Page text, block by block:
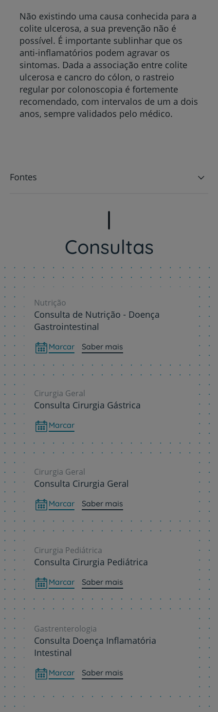
Não existindo uma causa conhecida para a
colite ulcerosa, a sua prevenção não é
possível. É importante sublinhar que os
anti-inflamatórios podem agravar os
sintomas. Dada a associação entre colite
ulcerosa e cancro do cólon, o rastreio
regular por colonoscopia é fortemente
recomendado, com intervalos de um a dois
anos, sempre validados pelo médico.
Fontes
Consultas
Nutrição
Consulta de Nutrição - Doença
Gastrointestinal
Marcar Saber mais
Cirurgia Geral
Consulta Cirurgia Gástrica
Marcar
Cirurgia Geral
Consulta Cirurgia Geral
Marcar Saber mais
Cirurgia Pediátrica
Consulta Cirurgia Pediátrica
Marcar Saber mais
Gastrenterologia
Consulta Doença Inflamatória
Intestinal
Marcar Saber mais